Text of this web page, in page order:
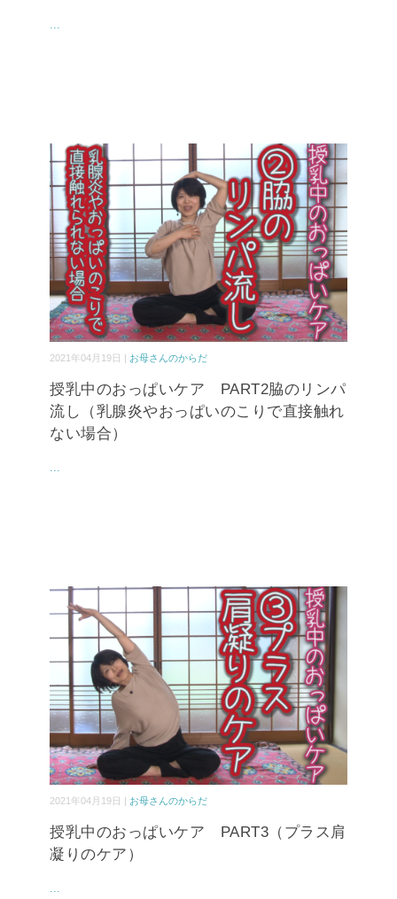
2021年04月19日 | お母さんのからだ
授乳中のおっぱいケア PART2脇のリンパ
流し（乳腺炎やおっぱいのこりで直接触れ
ない場合）
2021年04月19日 | お母さんのからだ
授乳中のおっぱいケア PART3（プラス肩
凝りのケア）